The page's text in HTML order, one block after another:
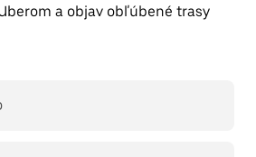
a objav obľúbené trasy